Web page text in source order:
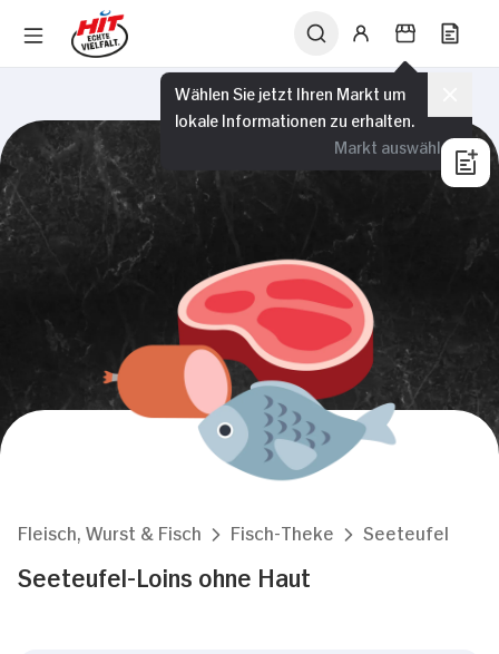
Wählen Sie jetzt Ihren Markt um
lokale Informationen zu erhalten.
Markt auswählen
Fleisch, Wurst & Fisch Fisch-Theke Seeteufel
Seeteufel-Loins ohne Haut